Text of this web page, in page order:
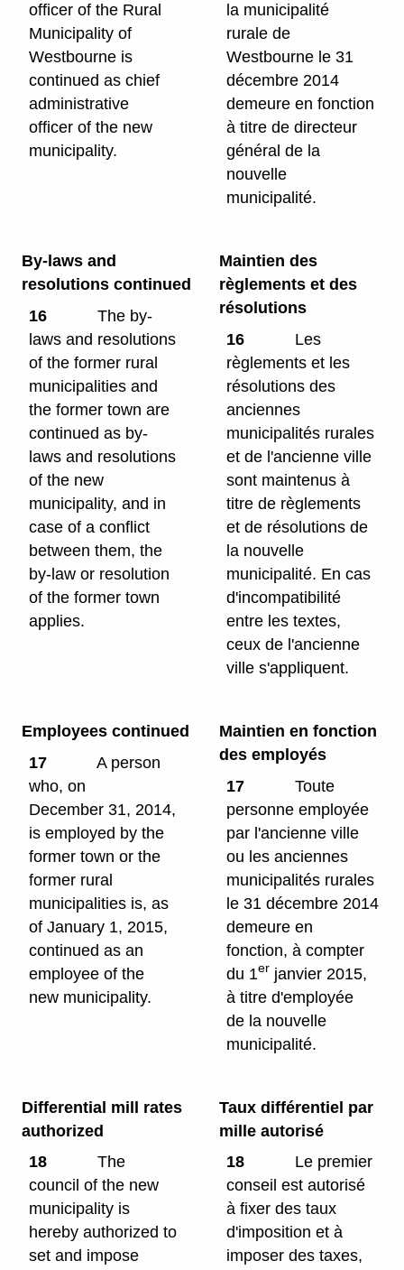
officer of the Rural
Municipality of
Westbourne is
continued as chief
administrative
officer of the new
municipality.
la municipalité
rurale de
Westbourne le 31
décembre 2014
demeure en fonction
à titre de directeur
général de la
nouvelle
municipalité.
By-laws and
resolutions continued
16
The by-
laws and resolutions
of the former rural
municipalities and
the former town are
continued as by-
laws and resolutions
of the new
municipality, and in
case of a conflict
between them, the
by-law or resolution
of the former town
applies.
Maintien des
règlements et des
résolutions
16
Les
règlements et les
résolutions des
anciennes
municipalités rurales
et de l'ancienne ville
sont maintenus à
titre de règlements
et de résolutions de
la nouvelle
municipalité. En cas
d'incompatibilité
entre les textes,
ceux de l'ancienne
ville s'appliquent.
Employees continued
17
A person
who, on
December 31, 2014,
is employed by the
former town or the
former rural
municipalities is, as
of January 1, 2015,
continued as an
employee of the
new municipality.
Maintien en fonction
des employés
17
Toute
personne employée
par l'ancienne ville
ou les anciennes
municipalités rurales
le 31 décembre 2014
demeure en
fonction, à compter
du 1er janvier 2015,
à titre d'employée
de la nouvelle
municipalité.
Differential mill rates
authorized
18
The
council of the new
municipality is
hereby authorized to
set and impose
Taux différentiel par
mille autorisé
18
Le premier
conseil est autorisé
à fixer des taux
d'imposition et à
imposer des taxes,